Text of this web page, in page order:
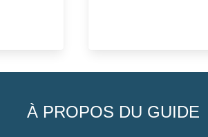
À PROPOS DU GUIDE